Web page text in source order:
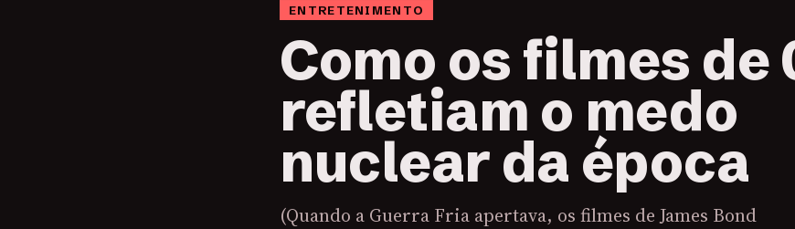
ENTRETENIMENTO
Como os filmes de
refletiam o medo
nuclear da época
(Quando a Guerra Fria apertava, os filmes de James Bond